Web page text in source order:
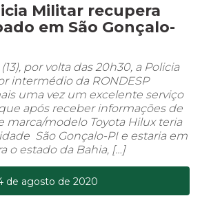
Militar recupera
em São Gonçalo-
por volta das 20h30, a Policia
intermédio da RONDESP
uma vez um excelente serviço
após receber informações de
marca/modelo Toyota Hilux teria
São Gonçalo-PI e estaria em
o estado da Bahia, […]
de agosto de 2020